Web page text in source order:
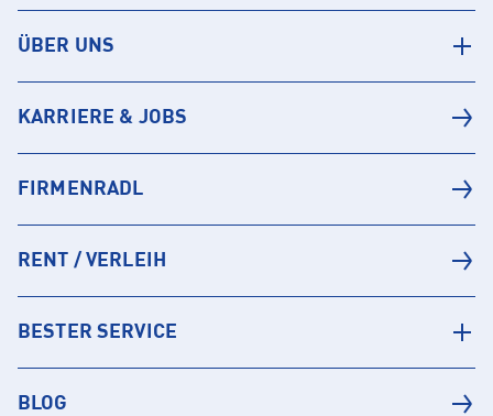
ÜBER UNS
KARRIERE & JOBS
FIRMENRADL
RENT / VERLEIH
BESTER SERVICE
BLOG